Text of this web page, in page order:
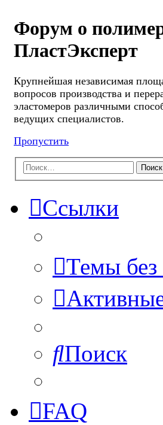
Форум о
ПластЭксперт
Крупнейшая независимая
вопросов производства и
эластомеров различными
ведущих специалистов.
Пропустить
Поиск
Ссылки
Темы без
Поиск
FAQ